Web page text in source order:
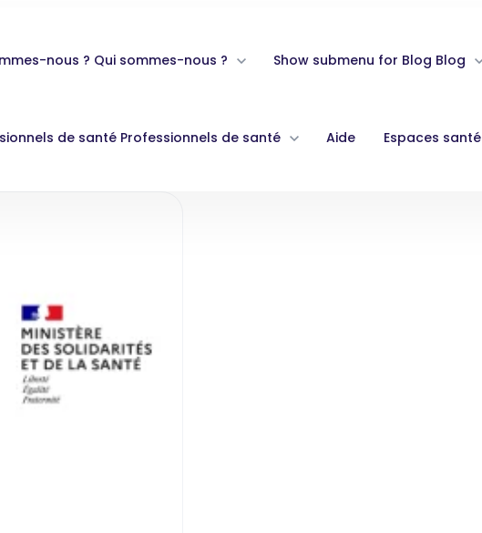
nous ? Qui sommes-nous ? Show submenu for Blog Blog
de santé Professionnels de santé Aide Espaces santé